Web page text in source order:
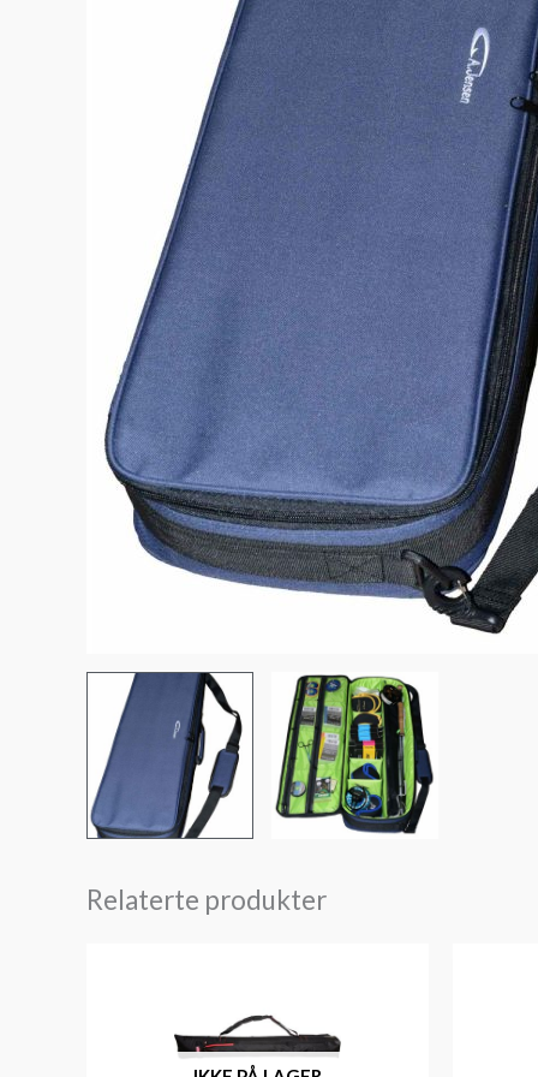
Relaterte produkter